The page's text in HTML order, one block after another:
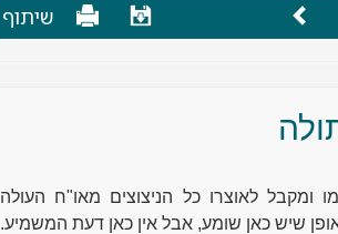
שיתוף
ומקבל לאוצרו כל הניצוצים מאו"ח העולה
שיש כאן שומע, אבל אין כאן דעת המשמיע.